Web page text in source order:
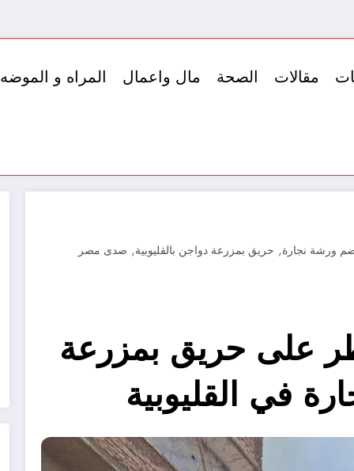
مقالات الصحة مال واعمال المراه و الموضه
ورشة نجارة, حريق بمزرعة دواجن بالقليوبية, صدى مصر
على حريق بمزرعة
في القليوبية